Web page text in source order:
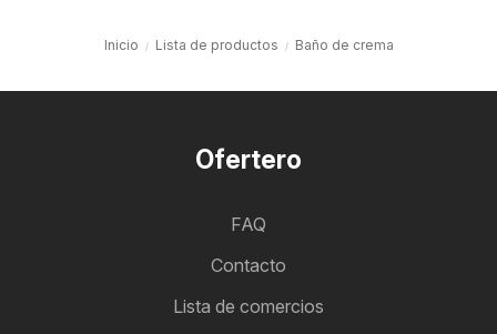
Inicio Lista de productos Baño de crema
Ofertero
FAQ
Contacto
Lista de comercios